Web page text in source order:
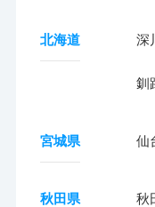
北海道 深
釧
宮城県 仙
秋田県 秋